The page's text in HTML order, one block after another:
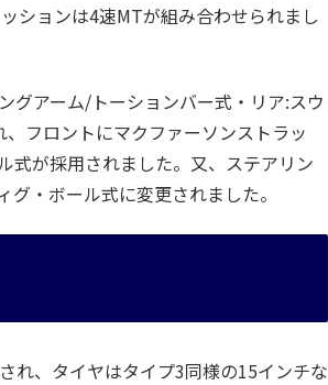
ションは4速MTが組み合わせられまし
グアーム/トーションバー式・リア:スウ
フロントにマクファーソンストラッ
式が採用されました。又、ステアリン
・ボール式に変更されました。
れ、タイヤはタイプ3同様の15インチな